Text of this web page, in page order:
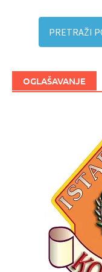
PRETRAŽI
OGLAŠAVANJE